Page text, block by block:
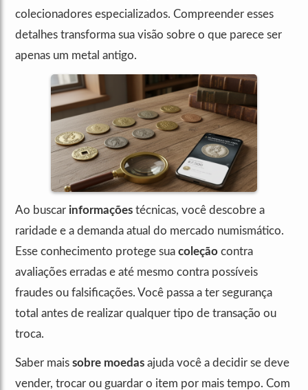
colecionadores especializados. Compreender esses
detalhes transforma sua visão sobre o que parece ser
apenas um metal antigo.
Ao buscar informações técnicas, você descobre a
raridade e a demanda atual do mercado numismático.
Esse conhecimento protege sua coleção contra
avaliações erradas e até mesmo contra possíveis
fraudes ou falsificações. Você passa a ter segurança
total antes de realizar qualquer tipo de transação ou
troca.
Saber mais sobre moedas ajuda você a decidir se deve
vender, trocar ou guardar o item por mais tempo. Com